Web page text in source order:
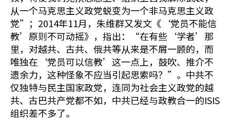
从一个马克思主义政党蜕变为一个非马克思主义政
党”；2014年11月，朱维群又发文《‘党员不能信
教’原则不可动摇》，指出：“在有些‘学者’那
里，对越共、古共、俄共等从来是不屑一顾的，而
唯独在‘党员可以信教’这一点上，鼓吹、推介不
遗余力，这种怪象不应当引起思索吗？”。中共不
仅独特与民主国家政党，连同为社会主义政党的越
共、古巴共产党都不如，中共已经与政教合一的ISIS
组织差不多了。